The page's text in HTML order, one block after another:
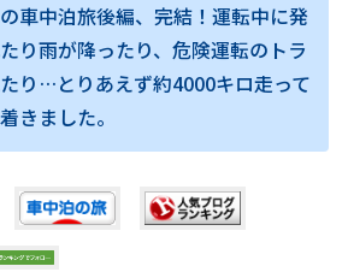
車中泊旅後編、完結！運転中に発
り雨が降ったり、危険運転のトラ
り…とりあえず約4000キロ走って
きました。